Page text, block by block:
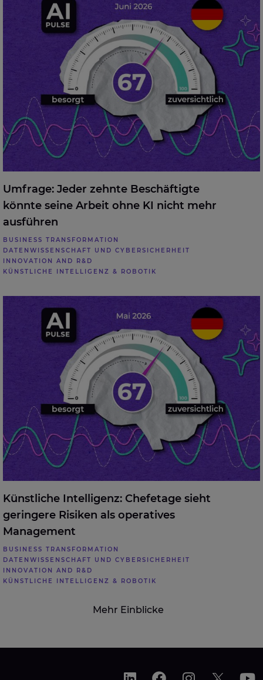
Arbeit ohne KI nicht mehr ausführen
BUSINESS TRANSFORMATION
DATENWISSENSCHAFT UND CYBERSICHERHEIT
INNOVATION AND R&D
KÜNSTLICHE INTELLIGENZ & ROBOTIK
Umfrage: Jeder zehnte Beschäftigte
könnte seine Arbeit ohne KI nicht mehr
ausführen
Künstliche Intelligenz: Chefetage sieht geringere
Risiken als operatives Management
BUSINESS TRANSFORMATION
DATENWISSENSCHAFT UND CYBERSICHERHEIT
INNOVATION AND R&D
KÜNSTLICHE INTELLIGENZ & ROBOTIK
Künstliche Intelligenz: Chefetage sieht
geringere Risiken als operatives
Management
Mehr Einblicke